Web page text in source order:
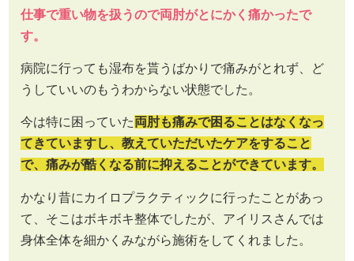
仕事で重い物を扱うので両肘がとにかく痛かったで
す。
病院に行っても湿布を貰うばかりで痛みがとれず、ど
うしていいのもうわからない状態でした。
今は特に困っていた両肘も痛みで困ることはなくなっ
てきていますし、教えていただいたケアをすること
で、痛みが酷くなる前に抑えることができています。
かなり昔にカイロプラクティックに行ったことがあっ
て、そこはボキボキ整体でしたが、アイリスさんでは
身体全体を細かくみながら施術をしてくれました。